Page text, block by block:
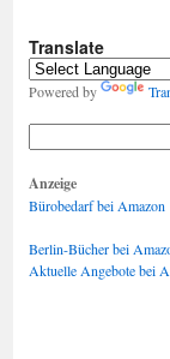
Translate
Powered by
Anzeige
Bürobedarf bei Amazon
Berlin-Bücher bei
Aktuelle Angebote bei